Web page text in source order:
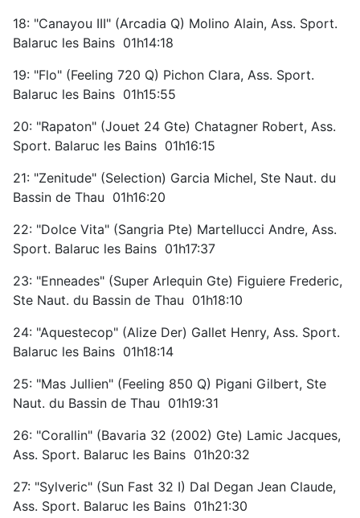
18: "Canayou III" (Arcadia Q) Molino Alain, Ass. Sport.
Balaruc les Bains 01h14:18
19: "Flo" (Feeling 720 Q) Pichon Clara, Ass. Sport.
Balaruc les Bains 01h15:55
20: "Rapaton" (Jouet 24 Gte) Chatagner Robert, Ass.
Sport. Balaruc les Bains 01h16:15
21: "Zenitude" (Selection) Garcia Michel, Ste Naut. du
Bassin de Thau 01h16:20
22: "Dolce Vita" (Sangria Pte) Martellucci Andre, Ass.
Sport. Balaruc les Bains 01h17:37
23: "Enneades" (Super Arlequin Gte) Figuiere Frederic,
Ste Naut. du Bassin de Thau 01h18:10
24: "Aquestecop" (Alize Der) Gallet Henry, Ass. Sport.
Balaruc les Bains 01h18:14
25: "Mas Jullien" (Feeling 850 Q) Pigani Gilbert, Ste
Naut. du Bassin de Thau 01h19:31
26: "Corallin" (Bavaria 32 (2002) Gte) Lamic Jacques,
Ass. Sport. Balaruc les Bains 01h20:32
27: "Sylveric" (Sun Fast 32 I) Dal Degan Jean Claude,
Ass. Sport. Balaruc les Bains 01h21:30